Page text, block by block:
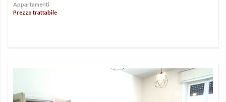
Appartamenti
Prezzo trattabile